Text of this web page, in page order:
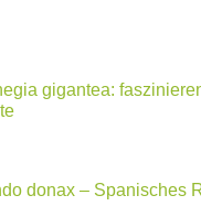
gigantea:
donax – Spanisches